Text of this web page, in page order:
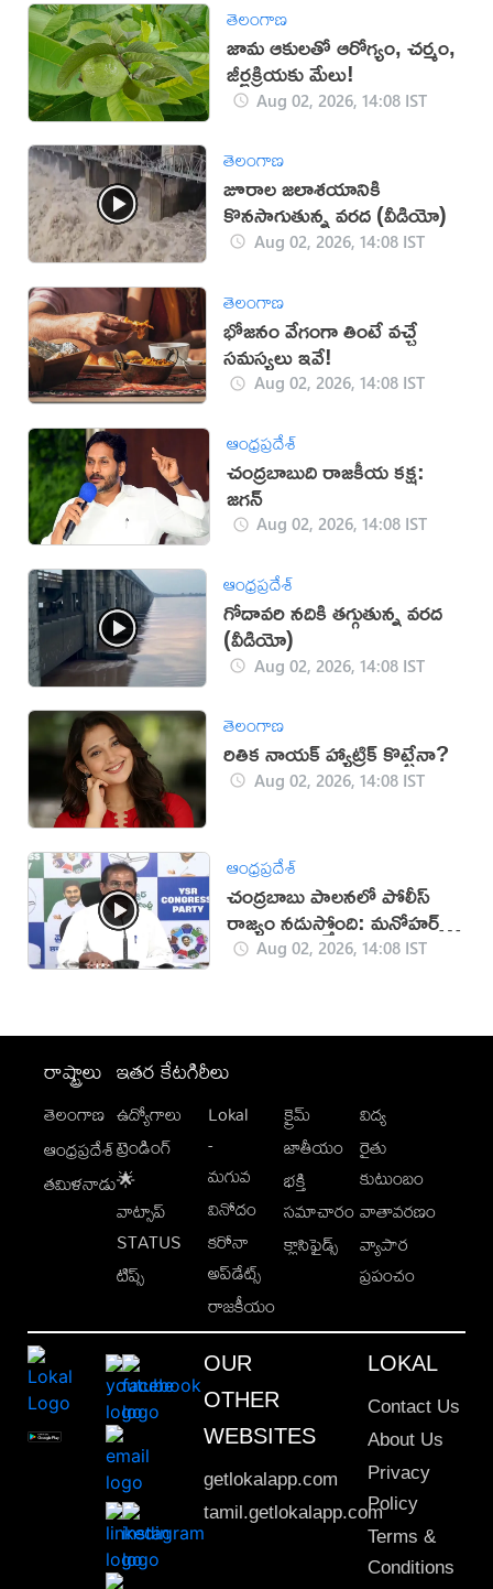
తెలంగాణ
జామ ఆకులతో ఆరోగ్యం, చర్మం,
జీర్ణక్రియకు మేలు!
Aug 02, 2026, 14:08 IST
తెలంగాణ
జూరాల జలాశయానికి
కొనసాగుతున్న వరద (వీడియో)
Aug 02, 2026, 14:08 IST
తెలంగాణ
భోజనం వేగంగా తింటే వచ్చే
సమస్యలు ఇవే!
Aug 02, 2026, 14:08 IST
ఆంధ్రప్రదేశ్
చంద్రబాబుది రాజకీయ కక్ష:
జగన్
Aug 02, 2026, 14:08 IST
ఆంధ్రప్రదేశ్
గోదావరి నదికి తగ్గుతున్న వరద
(వీడియో)
Aug 02, 2026, 14:08 IST
తెలంగాణ
రితిక నాయక్ హ్యాట్రిక్ కొట్టేనా?
Aug 02, 2026, 14:08 IST
ఆంధ్రప్రదేశ్
చంద్రబాబు పాలనలో పోలీస్
రాజ్యం నడుస్తోంది: మనోహర్
రెడ్డి Aug 02, 2026, 14:08 IST
రాష్ట్రాలు
తెలంగాణ
ఆంధ్రప్రదేశ్
తమిళనాడు
ఇతర కేటగిరీలు
ఉద్యోగాలు
ట్రెండింగ్
🌟
వాట్సాప్
STATUS
టిప్స్
Lokal
-
మగువ
వినోదం
కరోనా
అప్‌డేట్స్
రాజకీయం
క్రైమ్
జాతీయం
భక్తి
సమాచారం
క్లాసిఫైడ్స్
విద్య
రైతు
కుటుంబం
వాతావరణం
వ్యాపార
ప్రపంచం
OUR
OTHER
WEBSITES
getlokalapp.com
tamil.getlokalapp.com
LOKAL
Contact Us
About Us
Privacy
Policy
Terms &
Conditions